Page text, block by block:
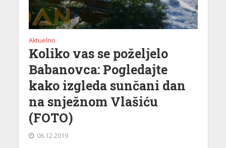
Aktuelno
Koliko vas se poželjelo
Babanovca: Pogledajte
kako izgleda sunčani dan
na snježnom Vlašiću
(FOTO)
06.12.2019